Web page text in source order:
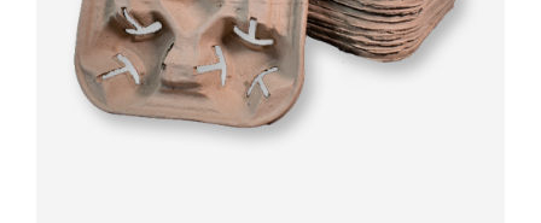
Valorado
con5.00de 5
AÑADIR AL CARRITO / DETALLES